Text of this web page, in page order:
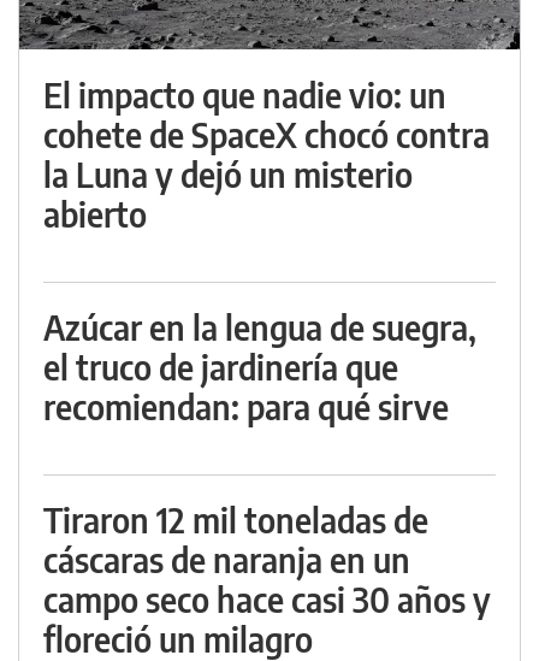
El impacto que nadie vio: un
cohete de SpaceX chocó contra
la Luna y dejó un misterio
abierto
Azúcar en la lengua de suegra,
el truco de jardinería que
recomiendan: para qué sirve
Tiraron 12 mil toneladas de
cáscaras de naranja en un
campo seco hace casi 30 años y
floreció un milagro